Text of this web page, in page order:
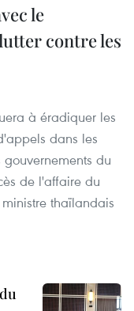
le
contre les
à éradiquer les
dans les
du
de l'affaire du
thaïlandais